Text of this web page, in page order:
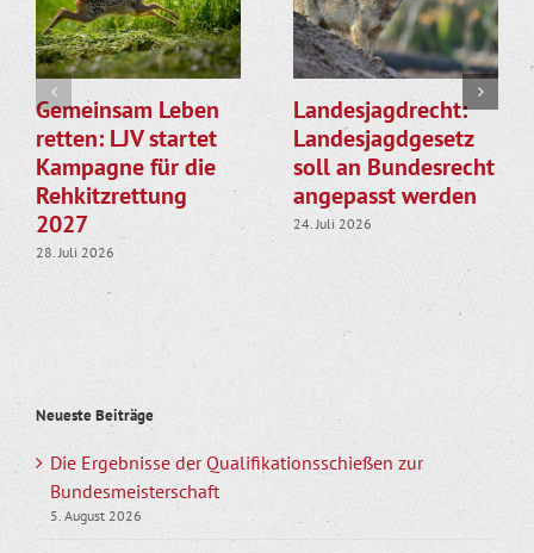
Gemeinsam Leben
retten: LJV startet
Kampagne für die
Rehkitzrettung
2027
28. Juli 2026
Landesjagdrecht:
Landesjagdgesetz
soll an Bundesrecht
angepasst werden
24. Juli 2026
Neueste Beiträge
Die Ergebnisse der Qualifikationsschießen zur
Bundesmeisterschaft
5. August 2026